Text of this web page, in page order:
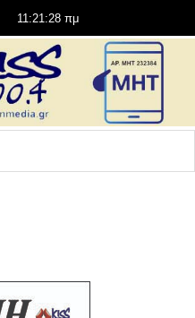
11:21:29 πμ